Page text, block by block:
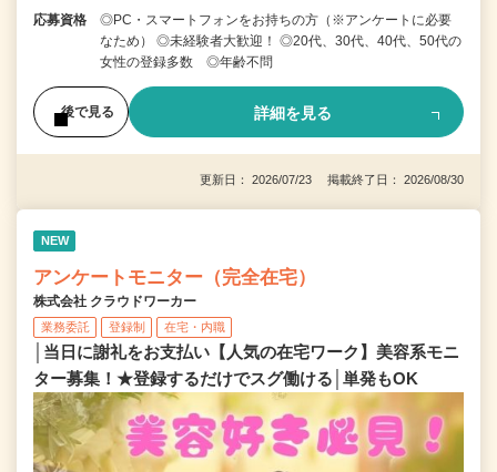
応募資格
◎PC・スマートフォンをお持ちの方（※アンケートに必要
なため） ◎未経験者大歓迎！ ◎20代、30代、40代、50代の
女性の登録多数 ◎年齢不問
後で見る 詳細を見る
更新日： 2026/07/23 掲載終了日： 2026/08/30
NEW
アンケートモニター（完全在宅）
株式会社 クラウドワーカー
業務委託 登録制 在宅・内職
│当日に謝礼をお支払い【人気の在宅ワーク】美容系モニ
ター募集！★登録するだけでスグ働ける│単発もOK